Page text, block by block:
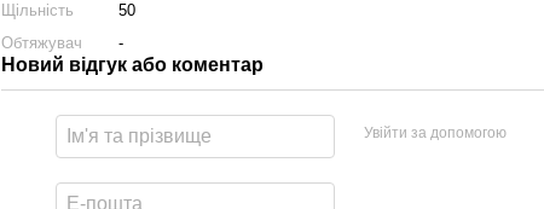
Щільність
50
Обтяжувач
-
Новий відгук або коментар
Увійти за допомогою